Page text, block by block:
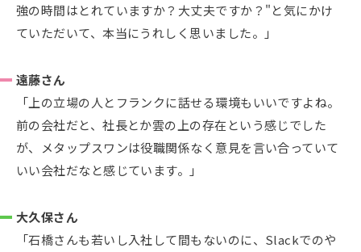
強の時間はとれていますか？大丈夫ですか？"と気にかけ
ていただいて、本当にうれしく思いました。」
遠藤さん
「上の立場の人とフランクに話せる環境もいいですよね。
前の会社だと、社長とか雲の上の存在という感じでした
が、メタップスワンは役職関係なく意見を言い合っていて
いい会社だなと感じています。」
大久保さん
「石橋さんも若いし入社して間もないのに、Slackでのや